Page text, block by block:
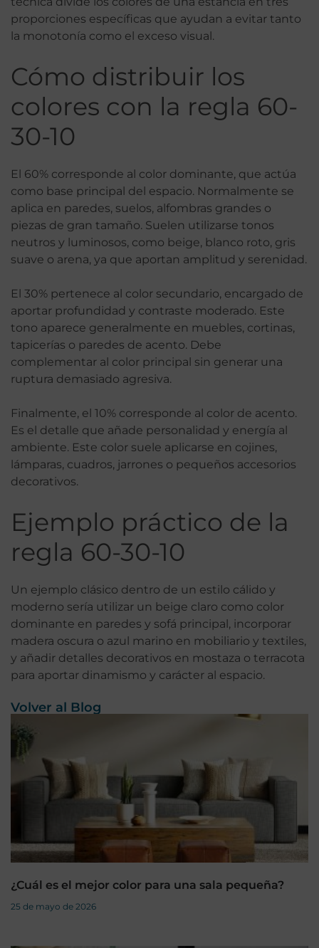
proporciones específicas que ayudan a evitar tanto
la monotonía como el exceso visual.
Cómo distribuir los
colores con la regla 60-
30-10
El 60% corresponde al color dominante, que actúa
como base principal del espacio. Normalmente se
aplica en paredes, suelos, alfombras grandes o
piezas de gran tamaño. Suelen utilizarse tonos
neutros y luminosos, como beige, blanco roto, gris
suave o arena, ya que aportan amplitud y serenidad.
El 30% pertenece al color secundario, encargado de
aportar profundidad y contraste moderado. Este
tono aparece generalmente en muebles, cortinas,
tapicerías o paredes de acento. Debe
complementar al color principal sin generar una
ruptura demasiado agresiva.
Finalmente, el 10% corresponde al color de acento.
Es el detalle que añade personalidad y energía al
ambiente. Este color suele aplicarse en cojines,
lámparas, cuadros, jarrones o pequeños accesorios
decorativos.
Ejemplo práctico de la
regla 60-30-10
Un ejemplo clásico dentro de un estilo cálido y
moderno sería utilizar un beige claro como color
dominante en paredes y sofá principal, incorporar
madera oscura o azul marino en mobiliario y textiles,
y añadir detalles decorativos en mostaza o terracota
para aportar dinamismo y carácter al espacio.
Volver al Blog
¿Cuál es el mejor color para una sala pequeña?
25 de mayo de 2026